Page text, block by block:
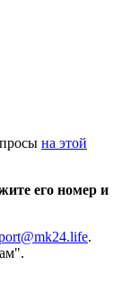
на этой
его номер и
.